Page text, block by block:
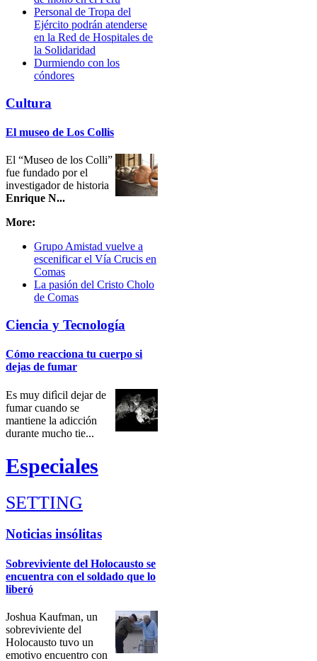
Show
Hide
Personal de Tropa del
Ejército podrán atenderse
en la Red de Hospitales de
la Solidaridad
Durmiendo con los
cóndores
Cultura
El museo de Los Collis
El “Museo de los Colli”
fue fundado por el
investigador de historia
Enrique N...
More:
Grupo Amistad vuelve a
escenificar el Vía Crucis en
Comas
La pasión del Cristo Cholo
de Comas
Ciencia y Tecnología
Cómo reacciona tu cuerpo si
dejas de fumar
Es muy difìcil dejar de
fumar cuando se
mantiene la adicción
durante mucho tie...
Especiales
SETTING
Check all
H1N1
Patrimonio Cultural de Lima Norte
Carabayllo.net y el periodismo
Defensa de la niñez
Ollanta Humala
Atrio School
Noticias insólitas
Sobreviviente del Holocausto se
encuentra con el soldado que lo
liberó
Joshua Kaufman, un
sobreviviente del
Holocausto tuvo un
emotivo encuentro con